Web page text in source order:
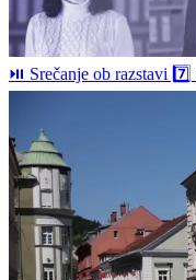
⏯️ Srečanje ob razstavi 7️⃣